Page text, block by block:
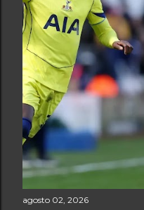
t
agosto 02, 2026